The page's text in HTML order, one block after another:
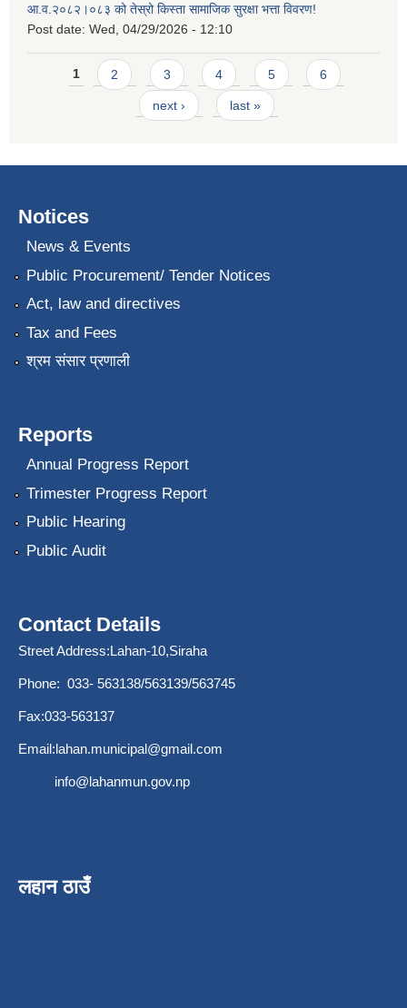
आ.व.२०८२।०८३ को तेस्रो किस्ता सामाजिक सुरक्षा भत्ता विवरण!
Post date: Wed, 04/29/2026 - 12:10
Pages
1 2 3 4 5 6
next › last »
Notices
News & Events
Public Procurement/ Tender Notices
Act, law and directives
Tax and Fees
श्रम संसार प्रणाली
Reports
Annual Progress Report
Trimester Progress Report
Public Hearing
Public Audit
Contact Details
Street Address:Lahan-10,Siraha
Phone: 033- 563138/563139/563745
Fax:033-563137
Email:lahan.municipal@gmail.com
info@lahanmun.gov.np
लहान ठाउँ